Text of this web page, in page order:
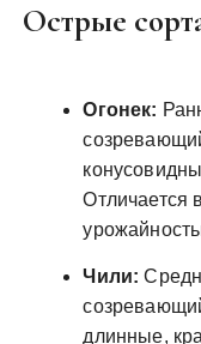
Острые
Огонек:
Отличается
Чили:
длинные,